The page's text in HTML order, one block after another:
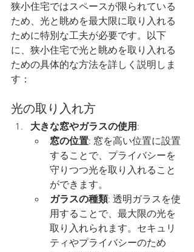
狭小住宅ではスペースが限られている
ため、光と眺めを最大限に取り入れる
ために特別な工夫が必要です。以下
に、狭小住宅で光と眺めを取り入れる
ための具体的な方法を詳しく説明しま
す：
光の取り入れ方
大きな窓やガラスの使用:
窓の位置: 窓を高い位置に設置
することで、プライバシーを
守りつつ光を取り入れること
ができます。
ガラスの種類: 透明ガラスを使
用することで、最大限の光を
取り入れられます。セキュリ
ティやプライバシーのため